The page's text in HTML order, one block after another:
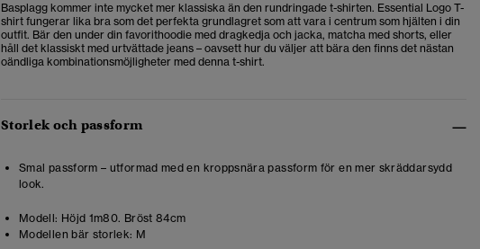
Basplagg kommer inte mycket mer klassiska än den rundringade t-shirten. Essential Logo T-
shirt fungerar lika bra som det perfekta grundlagret som att vara i centrum som hjälten i din
outfit. Bär den under din favorithoodie med dragkedja och jacka, matcha med shorts, eller
håll det klassiskt med urtvättade jeans – oavsett hur du väljer att bära den finns det nästan
oändliga kombinationsmöjligheter med denna t-shirt.
Storlek och passform
Smal passform – utformad med en kroppsnära passform för en mer skräddarsydd
look.
Modell: Höjd 1m80. Bröst 84cm
Modellen bär storlek: M